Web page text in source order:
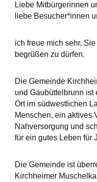
Liebe Mitbürgerinnen
liebe Besucher*innen
ich freue mich sehr,
begrüßen zu dürfen.
Die Gemeinde
und Gaubüttelbrunn
Ort im südwestlichen
Menschen, ein aktives
Nahversorgung und
für ein gutes Leben für
Die Gemeinde ist
Kirchheimer